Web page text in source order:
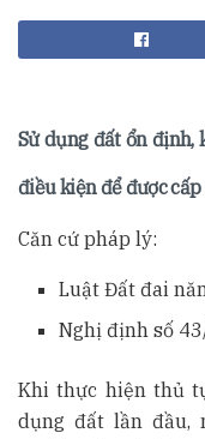
Sử dụng đất ổn định,
điều kiện để được
Căn cứ pháp lý:
Luật Đất đai
Nghị định số
Khi thực hiện thủ
dụng đất lần đầu,